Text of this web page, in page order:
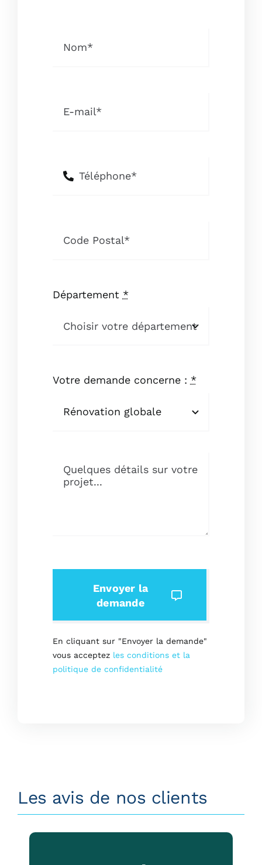
Département *
Votre demande concerne : *
Envoyer la
demande
En cliquant sur "Envoyer la demande"
vous acceptez les conditions et la
politique de confidentialité
Les avis de nos clients